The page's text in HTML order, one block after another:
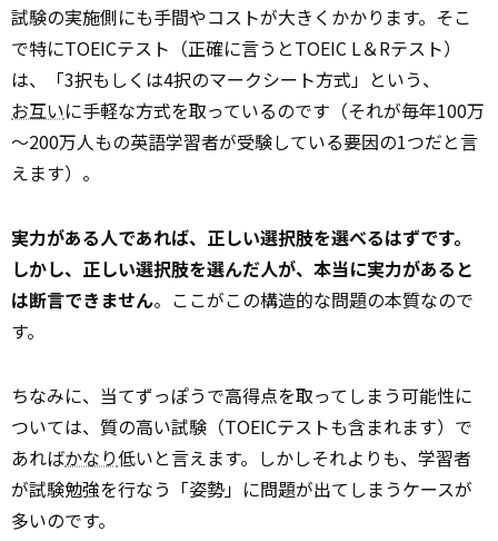
試験の実施側にも手間やコストが大きくかかります。そこ
で特にTOEICテスト（正確に言うとTOEIC L＆Rテスト）
は、「3択もしくは4択のマークシート方式」という、
お互いに手軽な方式を取っているのです（それが毎年100万
～200万人もの英語学習者が受験している要因の1つだと言
えます）。
実力がある人であれば、正しい選択肢を選べるはずです。
しかし、正しい選択肢を選んだ人が、本当に実力があると
は断言できません。ここがこの構造的な問題の本質なので
す。
ちなみに、当てずっぽうで高得点を取ってしまう可能性に
ついては、質の高い試験（TOEICテストも含まれます）で
あればかなり低いと言えます。しかしそれよりも、学習者
が試験勉強を行なう「姿勢」に問題が出てしまうケースが
多いのです。